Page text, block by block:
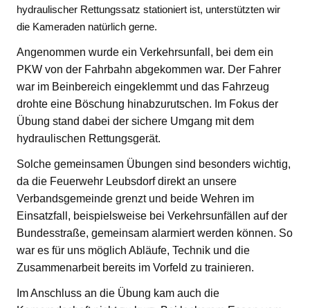
hydraulischer Rettungssatz stationiert ist, unterstützten wir
die Kameraden natürlich gerne.
Angenommen wurde ein Verkehrsunfall, bei dem ein
PKW von der Fahrbahn abgekommen war. Der Fahrer
war im Beinbereich eingeklemmt und das Fahrzeug
drohte eine Böschung hinabzurutschen. Im Fokus der
Übung stand dabei der sichere Umgang mit dem
hydraulischen Rettungsgerät.
Solche gemeinsamen Übungen sind besonders wichtig,
da die Feuerwehr Leubsdorf direkt an unsere
Verbandsgemeinde grenzt und beide Wehren im
Einsatzfall, beispielsweise bei Verkehrsunfällen auf der
Bundesstraße, gemeinsam alarmiert werden können. So
war es für uns möglich Abläufe, Technik und die
Zusammenarbeit bereits im Vorfeld zu trainieren.
Im Anschluss an die Übung kam auch die